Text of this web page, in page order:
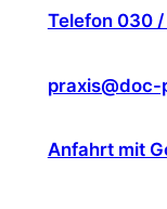
Telefon 030
Anfahrt mit